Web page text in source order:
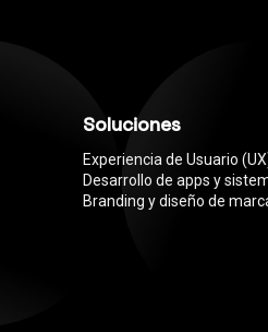
Soluciones
Experiencia de Usuario
Desarrollo de apps y
Branding y diseño de